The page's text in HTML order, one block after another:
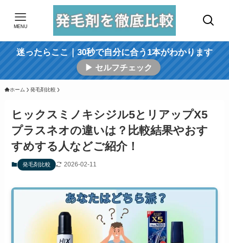
MENU
迷ったらここ｜30秒で自分に合う1本がわかります
▶ セルフチェック
ホーム 発毛剤比較
ヒックスミノキシジル5とリアップX5
プラスネオの違いは？比較結果やおす
すめする人などご紹介！
発毛剤比較 2026-02-11